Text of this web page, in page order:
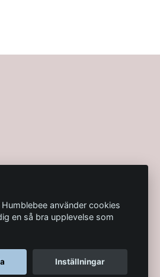
använder cookies
en så bra upplevelse som
Inställningar